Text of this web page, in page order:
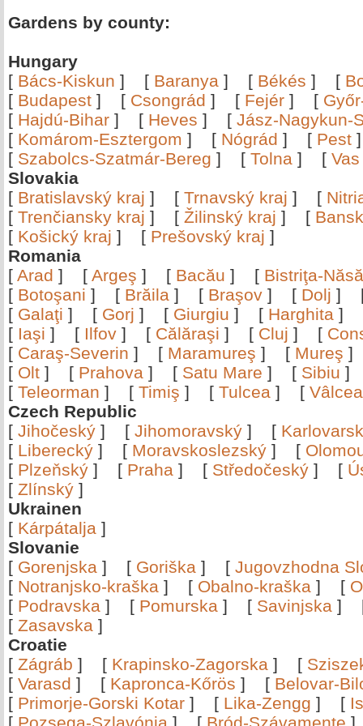
Gardens by county:
Hungary
[ Bács-Kiskun ] [ Baranya ] [ Békés ] [
[ Budapest ] [ Csongrád ] [ Fejér ] [
[ Hajdú-Bihar ] [ Heves ] [ Jász-Nagykun-
[ Komárom-Esztergom ] [ Nógrád ] [ Pest
[ Szabolcs-Szatmár-Bereg ] [ Tolna ] [ Vas
Slovakia
[ Bratislavský kraj ] [ Trnavský kraj ] [
[ Trenčiansky kraj ] [ Žilinský kraj ] [
[ Košický kraj ] [ Prešovský kraj ]
Romania
[ Arad ] [ Argeş ] [ Bacău ] [ Bistriţa-
[ Botoşani ] [ Brăila ] [ Braşov ] [ Dolj ]
[ Galaţi ] [ Gorj ] [ Giurgiu ] [ Harghita ]
[ Iaşi ] [ Ilfov ] [ Călăraşi ] [ Cluj ] [
[ Caraş-Severin ] [ Maramureş ] [ Mureş
[ Olt ] [ Prahova ] [ Satu Mare ] [ Sibiu
[ Teleorman ] [ Timiş ] [ Tulcea ] [
Czech Republic
[ Jihočeský ] [ Jihomoravský ] [
[ Liberecký ] [ Moravskoslezský ] [
[ Plzeňský ] [ Praha ] [ Středočeský ] [
[ Zlínský ]
Ukrainen
[ Kárpátalja ]
Slovanie
[ Gorenjska ] [ Goriška ] [ Jugovzhodna
[ Notranjsko-kraška ] [ Obalno-kraška ] [
[ Podravska ] [ Pomurska ] [ Savinjska ]
[ Zasavska ]
Croatie
[ Zágráb ] [ Krapinsko-Zagorska ] [
[ Varasd ] [ Kapronca-Kőrös ] [ Belovar-
[ Primorje-Gorski Kotar ] [ Lika-Zengg ] [